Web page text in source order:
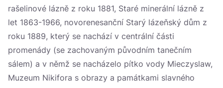
rašelinové lázně z roku 1881, Staré minerální lázně z
let 1863-1966, novorenesanční Starý lázeňský dům z
roku 1889, který se nachází v centrální části
promenády (se zachovaným původním tanečním
sálem) a v němž se nacházelo pítko vody Mieczyslaw,
Muzeum Nikifora s obrazy a památkami slavného